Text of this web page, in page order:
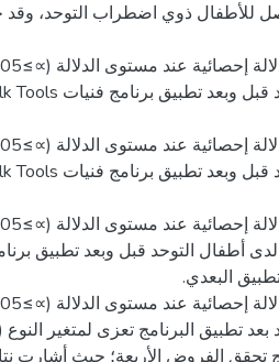
للأطفال ذوي اضطراب التوحد، وقد
تحقق الفروض الأربعة؛ حيث أشارت